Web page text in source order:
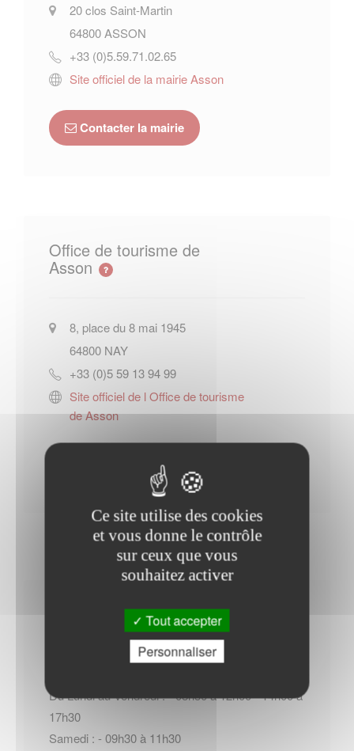
20 clos Saint-Martin
64800 ASSON
+33 (0)5.59.71.02.65
Site officiel de la mairie Asson
Contacter la mairie
Office de tourisme de
Asson
8, place du 8 mai 1945
64800 NAY
+33 (0)5 59 13 94 99
Site officiel de l Office de tourisme
de Asson
Contacter l'office de tourisme
Horaires Mairie
Du Lundi au Vendredi : - 08h30 à 12h00 - 14h00 à
17h30
Samedi : - 09h30 à 11h30
Ce site utilise des cookies
et vous donne le contrôle
sur ceux que vous
souhaitez activer
Tout accepter
Personnaliser